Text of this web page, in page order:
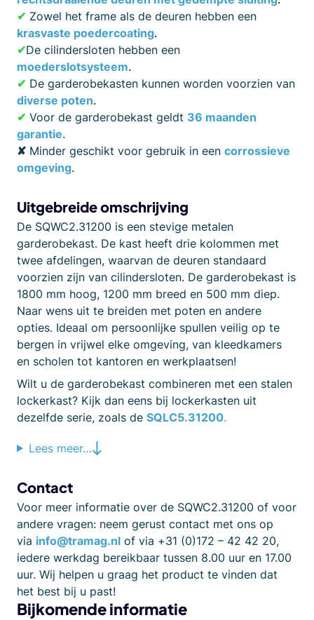
✔ Zowel het frame als de deuren hebben een
krasvaste poedercoating.
✔De cilindersloten hebben een
moederslotsysteem.
✔ De garderobekasten kunnen worden voorzien van
diverse poten.
✔ Voor de garderobekast geldt 36 maanden
garantie.
✘ Minder geschikt voor gebruik in een corrossieve
omgeving.
Uitgebreide omschrijving
De SQWC2.31200 is een stevige metalen
garderobekast. De kast heeft drie kolommen met
twee afdelingen, waarvan de deuren standaard
voorzien zijn van cilindersloten. De garderobekast is
1800 mm hoog, 1200 mm breed en 500 mm diep.
Naar wens uit te breiden met poten en andere
opties. Ideaal om persoonlijke spullen veilig op te
bergen in vrijwel elke omgeving, van kleedkamers
en scholen tot kantoren en werkplaatsen!
Wilt u de garderobekast combineren met een stalen
lockerkast? Kijk dan eens bij lockerkasten uit
dezelfde serie, zoals de SQLC5.31200.
Lees meer…
Contact
Voor meer informatie over de SQWC2.31200 of voor
andere vragen: neem gerust contact met ons op
via info@tramag.nl of via +31 (0)172 – 42 42 20,
iedere werkdag bereikbaar tussen 8.00 uur en 17.00
uur. Wij helpen u graag het product te vinden dat
het best bij u past!
Bijkomende informatie